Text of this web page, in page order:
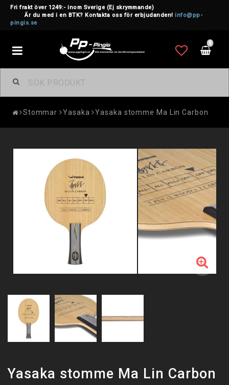
Fri frakt över 1249:- inom Sverige (Ej skrymmande)
Är du med i en BTK? Kontakta oss för erbjudanden! info@pp-
pingis.se
0
Toggle
navigation
Stommar Yasaka Yasaka stomme Ma Lin Carbon
Yasaka stomme Ma Lin Carbon